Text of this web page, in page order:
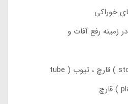
خوراکی
رفع آفات و
تولید استوک ( stock ) قارچ ، تیوب ( tube